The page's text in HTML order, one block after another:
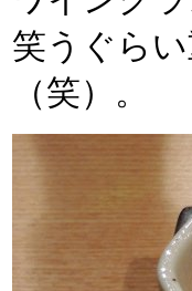
笑うぐら
（笑）。